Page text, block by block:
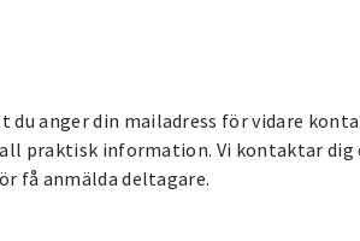
du anger din mailadress för vidare
praktisk information. Vi kontaktar dig
få anmälda deltagare.